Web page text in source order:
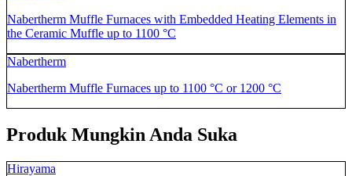
Nabertherm Muffle Furnaces with Embedded Heating Elements in
the Ceramic Muffle up to 1100 °C
Nabertherm
Nabertherm Muffle Furnaces up to 1100 °C or 1200 °C
Produk Mungkin Anda Suka
Hirayama